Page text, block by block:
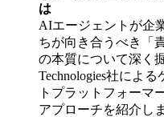
は
AIエージェントが企
ちが向き合うべき「
の本質について深く
Technologies社によ
トプラットフォーマ
アプローチを紹介し